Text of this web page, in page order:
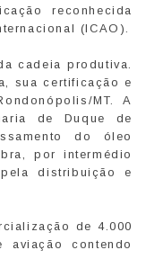
reconhecida
(ICAO).
cadeia produtiva.
sua certificação e
MT. A
de Duque de
do óleo
por intermédio
distribuição e
de 4.000
contendo